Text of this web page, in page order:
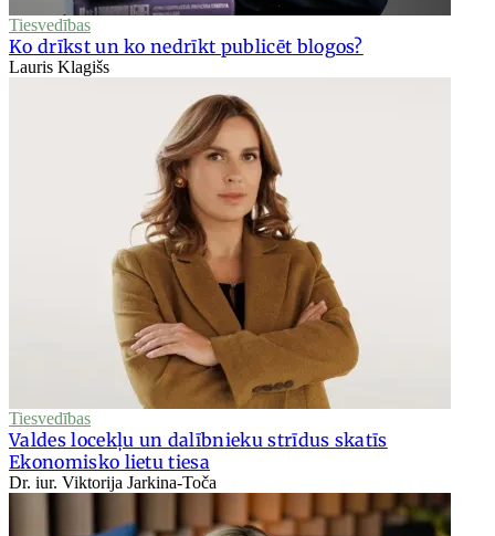
Tiesvedības
Ko drīkst un ko nedrīkt publicēt blogos?
Lauris Klagišs
Tiesvedības
Valdes locekļu un dalībnieku strīdus skatīs
Ekonomisko lietu tiesa
Dr. iur. Viktorija Jarkina-Toča